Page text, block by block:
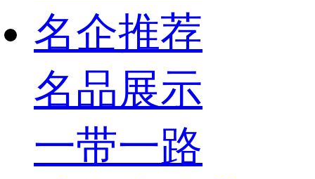
名企推荐
名品展示
一带一路